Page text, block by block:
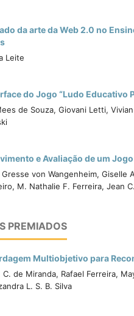
da arte da Web 2.0 no
Leite
do Jogo “Ludo
de Souza, Giovani Letti,
e Avaliação de um
von Wangenheim, Giselle
M. Nathalie F. Ferreira, Jean
PREMIADOS
Multiobjetivo para
C. de Miranda, Rafael Ferreira,
L. S. B. Silva